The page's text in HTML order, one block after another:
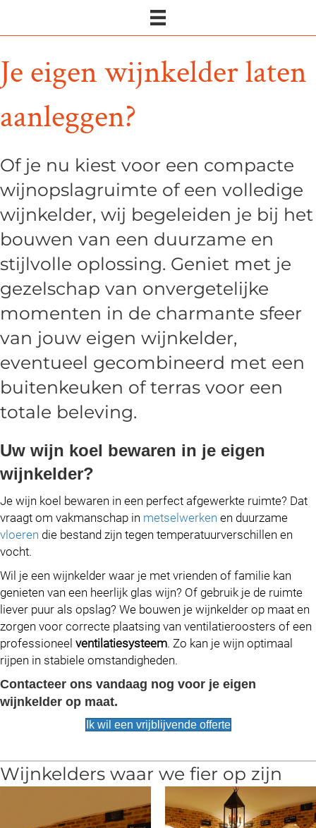
Je eigen wijnkelder laten
aanleggen?
Of je nu kiest voor een compacte
wijnopslagruimte of een volledige
wijnkelder, wij begeleiden je bij het
bouwen van een duurzame en
stijlvolle oplossing. Geniet met je
gezelschap van onvergetelijke
momenten in de charmante sfeer
van jouw eigen wijnkelder,
eventueel gecombineerd met een
buitenkeuken ofterras voor een
totale beleving.
Uw wijn koel bewaren in je eigen
wijnkelder?
Je wijn koel bewaren in een perfect afgewerkte ruimte? Dat
vraagt om vakmanschap in metselwerken en duurzame
vloeren die bestand zijn tegen temperatuurverschillen en
vocht.
Wil je een wijnkelder waar je met vrienden of familie kan
genieten van een heerlijk glas wijn? Of gebruik je de ruimte
liever puur als opslag? We bouwen je wijnkelder op maat en
zorgen voor correcte plaatsing van ventilatieroosters of een
professioneel ventilatiesysteem. Zo kan je wijn optimaal
rijpen in stabiele omstandigheden.
Contacteer ons vandaag nog voor je eigen
wijnkelder op maat.
Ik wil een vrijblijvende offerte
Wijnkelders waar we fier op zijn